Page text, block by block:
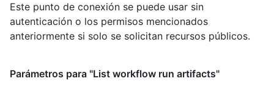
Este punto de conexión se puede usar sin
autenticación o los permisos mencionados
anteriormente si solo se solicitan recursos públicos.
Parámetros para "List workflow run artifacts"